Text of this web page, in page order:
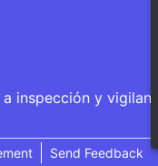
inspección y
Send Feedback